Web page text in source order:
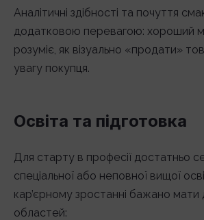
Аналітичні здібності та почуття
додатковою перевагою: хороший
розуміє, як візуально «продати»
увагу покупця.
Освіта та підготовка
Для старту в професії достатньо
спеціальної або неповної вищої
кар’єрному зростанні бажано мати
областей: